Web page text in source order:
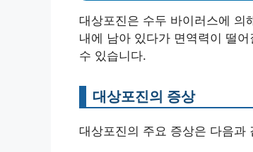
대상포진은 수두 바이러스에 의
내에 남아 있다가 면역력이 떨
수 있습니다.
대상포진의 증상
대상포진의 주요 증상은 다음과